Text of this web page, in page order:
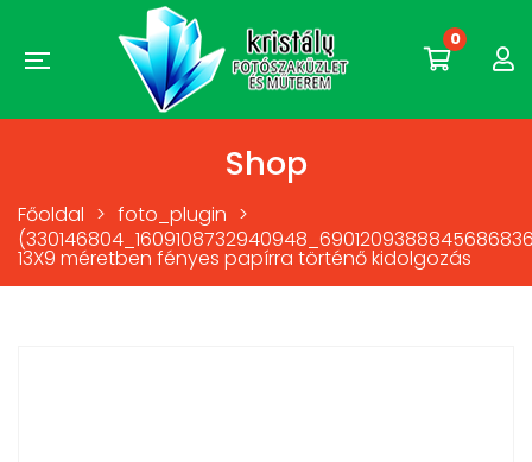
0
Shop
Főoldal > foto_plugin >
13X9 méretben fényes papírra történő kidolgozás